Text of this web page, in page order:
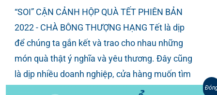
“SOI” CẬN CẢNH HỘP QUÀ TẾT PHIÊN BẢN
2022 - CHÀ BÔNG THƯỢNG HẠNG Tết là dịp
để chúng ta gắn kết và trao cho nhau những
món quà thật ý nghĩa và yêu thương. Đây cũng
là dịp nhiều doanh nghiệp, cửa hàng muốn tìm
kiếm những món quà tặng thật giá trị dành